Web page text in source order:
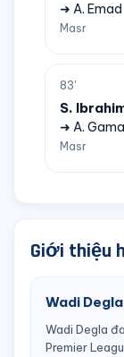
➜ A. Emad
Masr
83'
S.
➜ A.
Masr
Giới thiệu
Wadi Degla
Wadi Degla
Premier